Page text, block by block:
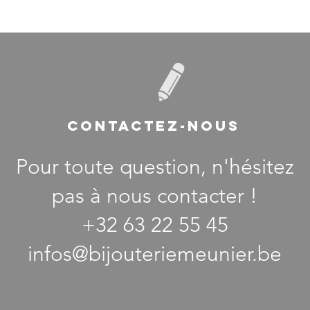
CONTACTEZ-NOUS
Pour toute question, n'hésitez
pas à nous contacter !
+32 63 22 55 45
infos@bijouteriemeunier.be